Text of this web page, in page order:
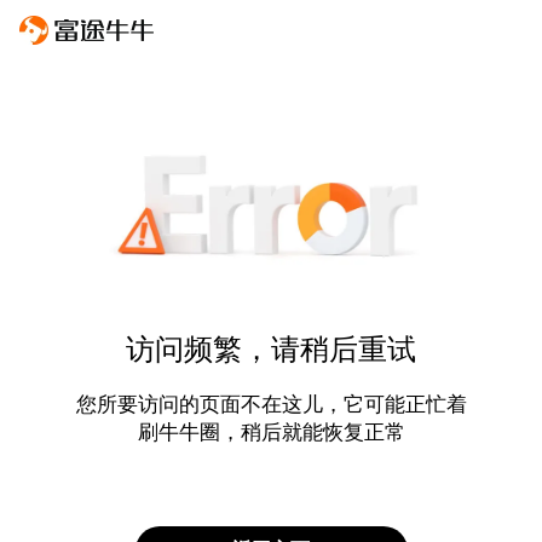
访问频繁，请稍后重试
您所要访问的页面不在这儿，它可能正忙着
刷牛牛圈，稍后就能恢复正常